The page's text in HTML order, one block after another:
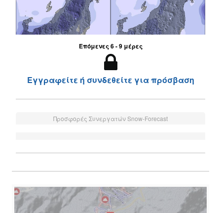
Επόμενες 6 - 9 μέρες
Εγγραφείτε ή συνδεθείτε για πρόσβαση
Προσφορές Συνεργατών Snow-Forecast